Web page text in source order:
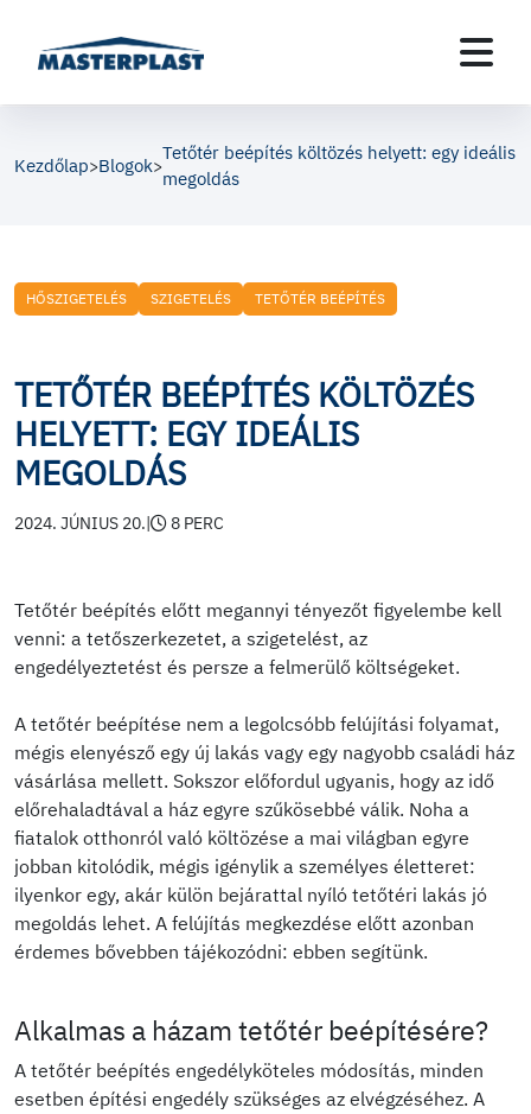
Kezdőlap>Blogok>
Tetőtér beépítés költözés helyett: egy ideális
megoldás
HŐSZIGETELÉS SZIGETELÉS TETŐTÉR BEÉPÍTÉS
TETŐTÉR BEÉPÍTÉS KÖLTÖZÉS
HELYETT: EGY IDEÁLIS
MEGOLDÁS
2024. JÚNIUS 20.| 8 PERC
Tetőtér beépítés előtt megannyi tényezőt figyelembe kell
venni: a tetőszerkezetet, a szigetelést, az
engedélyeztetést és persze a felmerülő költségeket.
A tetőtér beépítése nem a legolcsóbb felújítási folyamat,
mégis elenyésző egy új lakás vagy egy nagyobb családi ház
vásárlása mellett. Sokszor előfordul ugyanis, hogy az idő
előrehaladtával a ház egyre szűkösebbé válik. Noha a
fiatalok otthonról való költözése a mai világban egyre
jobban kitolódik, mégis igénylik a személyes életteret:
ilyenkor egy, akár külön bejárattal nyíló tetőtéri lakás jó
megoldás lehet. A felújítás megkezdése előtt azonban
érdemes bővebben tájékozódni: ebben segítünk.
Alkalmas a házam tetőtér beépítésére?
A tetőtér beépítés engedélyköteles módosítás, minden
esetben építési engedély szükséges az elvégzéséhez. A